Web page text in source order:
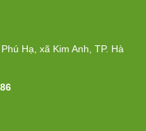
Hạ, xã Kim Anh, TP. Hà